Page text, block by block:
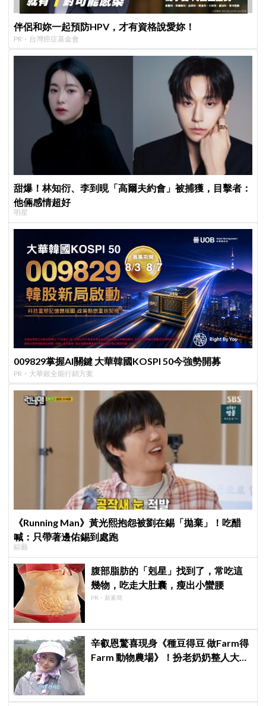
伴侶和妳一起預防HPV，才有資格說愛妳！
PR・台灣癌症基金會
甜爆！林知衍、李到晛「高爾夫約會」被捕獲，目擊者：
他倆感情超好
明星
009829掌握AI關鍵 大華韓國KOSPI 50今強勢開募
PR・大華銀全能行銷方案
《Running Man》黃光熙抱怨被劉在錫「拋棄」！吃醋
喊：只帶著邊佑錫到處跑
綜藝
腹部脂肪的「剋星」找到了，常吃這
幾物，吃走大肚囊，瘦出小蠻腰
PR・新素簡
辛叡恩驚喜現身《種豆得豆 做Farm得
Farm 動物農場》！扮老奶奶整人大成